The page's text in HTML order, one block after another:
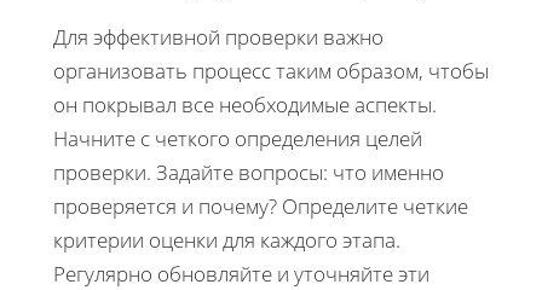
Для эффективной проверки важно
организовать процесс таким образом, чтобы
он покрывал все необходимые аспекты.
Начните с четкого определения целей
проверки. Задайте вопросы: что именно
проверяется и почему? Определите четкие
критерии оценки для каждого этапа.
Регулярно обновляйте и уточняйте эти